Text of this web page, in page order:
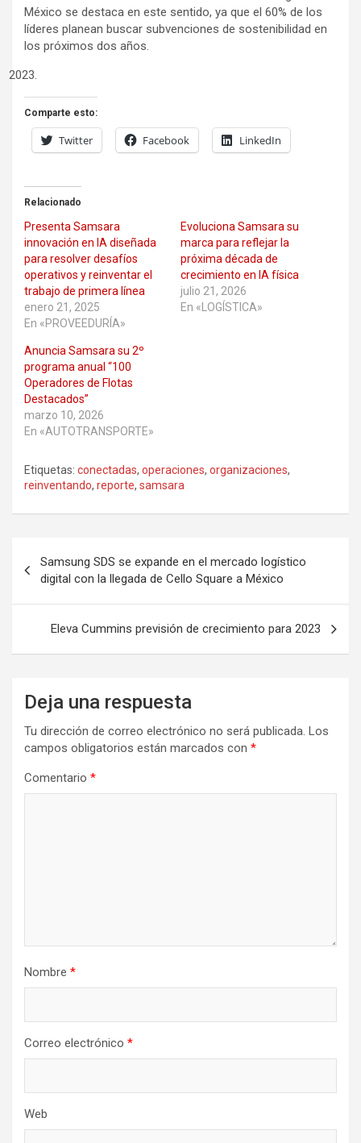
México se destaca en este sentido, ya que el 60% de los
líderes planean buscar subvenciones de sostenibilidad en
los próximos dos años.
Comparte esto:
Twitter Facebook LinkedIn
Relacionado
Presenta Samsara
innovación en IA diseñada
para resolver desafíos
operativos y reinventar el
trabajo de primera línea
enero 21, 2025
En «PROVEEDURÍA»
Evoluciona Samsara su
marca para reflejar la
próxima década de
crecimiento en IA física
julio 21, 2026
En «LOGÍSTICA»
Anuncia Samsara su 2º
programa anual “100
Operadores de Flotas
Destacados”
marzo 10, 2026
En «AUTOTRANSPORTE»
Etiquetas: conectadas, operaciones, organizaciones,
reinventando, reporte, samsara
de
entradas
Samsung SDS se expande en el mercado logístico
digital con la llegada de Cello Square a México
Eleva Cummins previsión de crecimiento para 2023
Deja una respuesta
Tu dirección de correo electrónico no será publicada. Los
campos obligatorios están marcados con *
Comentario *
Nombre *
Correo electrónico *
Web